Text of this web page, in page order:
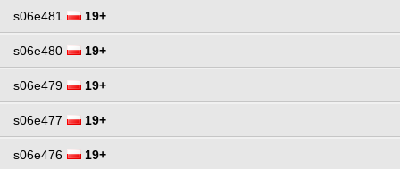
s06e481 19+
s06e480 19+
s06e479 19+
s06e477 19+
s06e476 19+